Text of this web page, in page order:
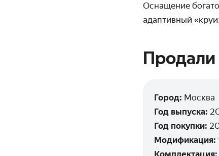
Оснащение
адаптивный
Продали
Город: Москва
Год выпуска:
Год покупки:
Модификация: